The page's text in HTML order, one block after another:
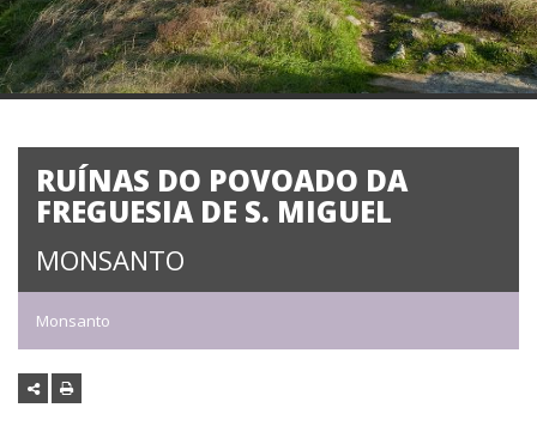
RUÍNAS DO POVOADO DA
FREGUESIA DE S. MIGUEL
MONSANTO
Monsanto